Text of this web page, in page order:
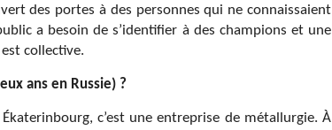
des portes à des personnes qui ne connaissaient
a besoin de s’identifier à des champions et une
collective.
ans en Russie) ?
c’est une entreprise de métallurgie. À